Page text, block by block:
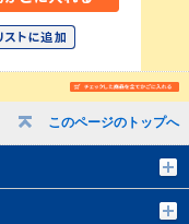
このページのトップへ